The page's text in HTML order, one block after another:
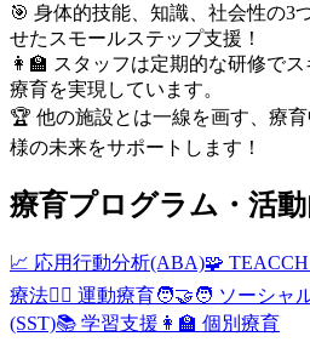
🎯 身体的技能、知識、社会性の3
せたスモールステップ支援！
👩‍🏫 スタッフは定期的な研修で
療育を実現しています。
🏆 他の施設とは一線を画す、療
様の未来をサポートします！
療育プログラム・活
📈 応用行動分析(ABA)🧩 TEACCH
療法🏃‍♀️ 運動療育🧑‍🤝‍🧑 ソーシャ
(SST)📚 学習支援 👩‍🏫 個別療育